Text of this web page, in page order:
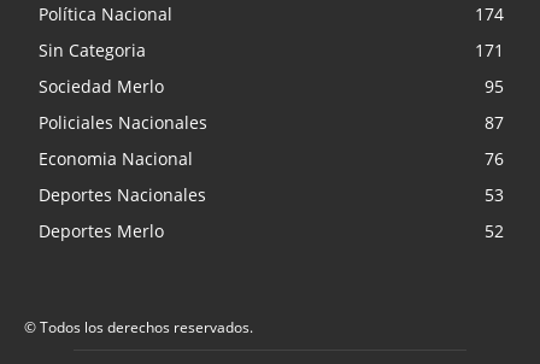
Política Nacional
174
Sin Categoria
171
Sociedad Merlo
95
Policiales Nacionales
87
Economia Nacional
76
Deportes Nacionales
53
Deportes Merlo
52
© Todos los derechos reservados.